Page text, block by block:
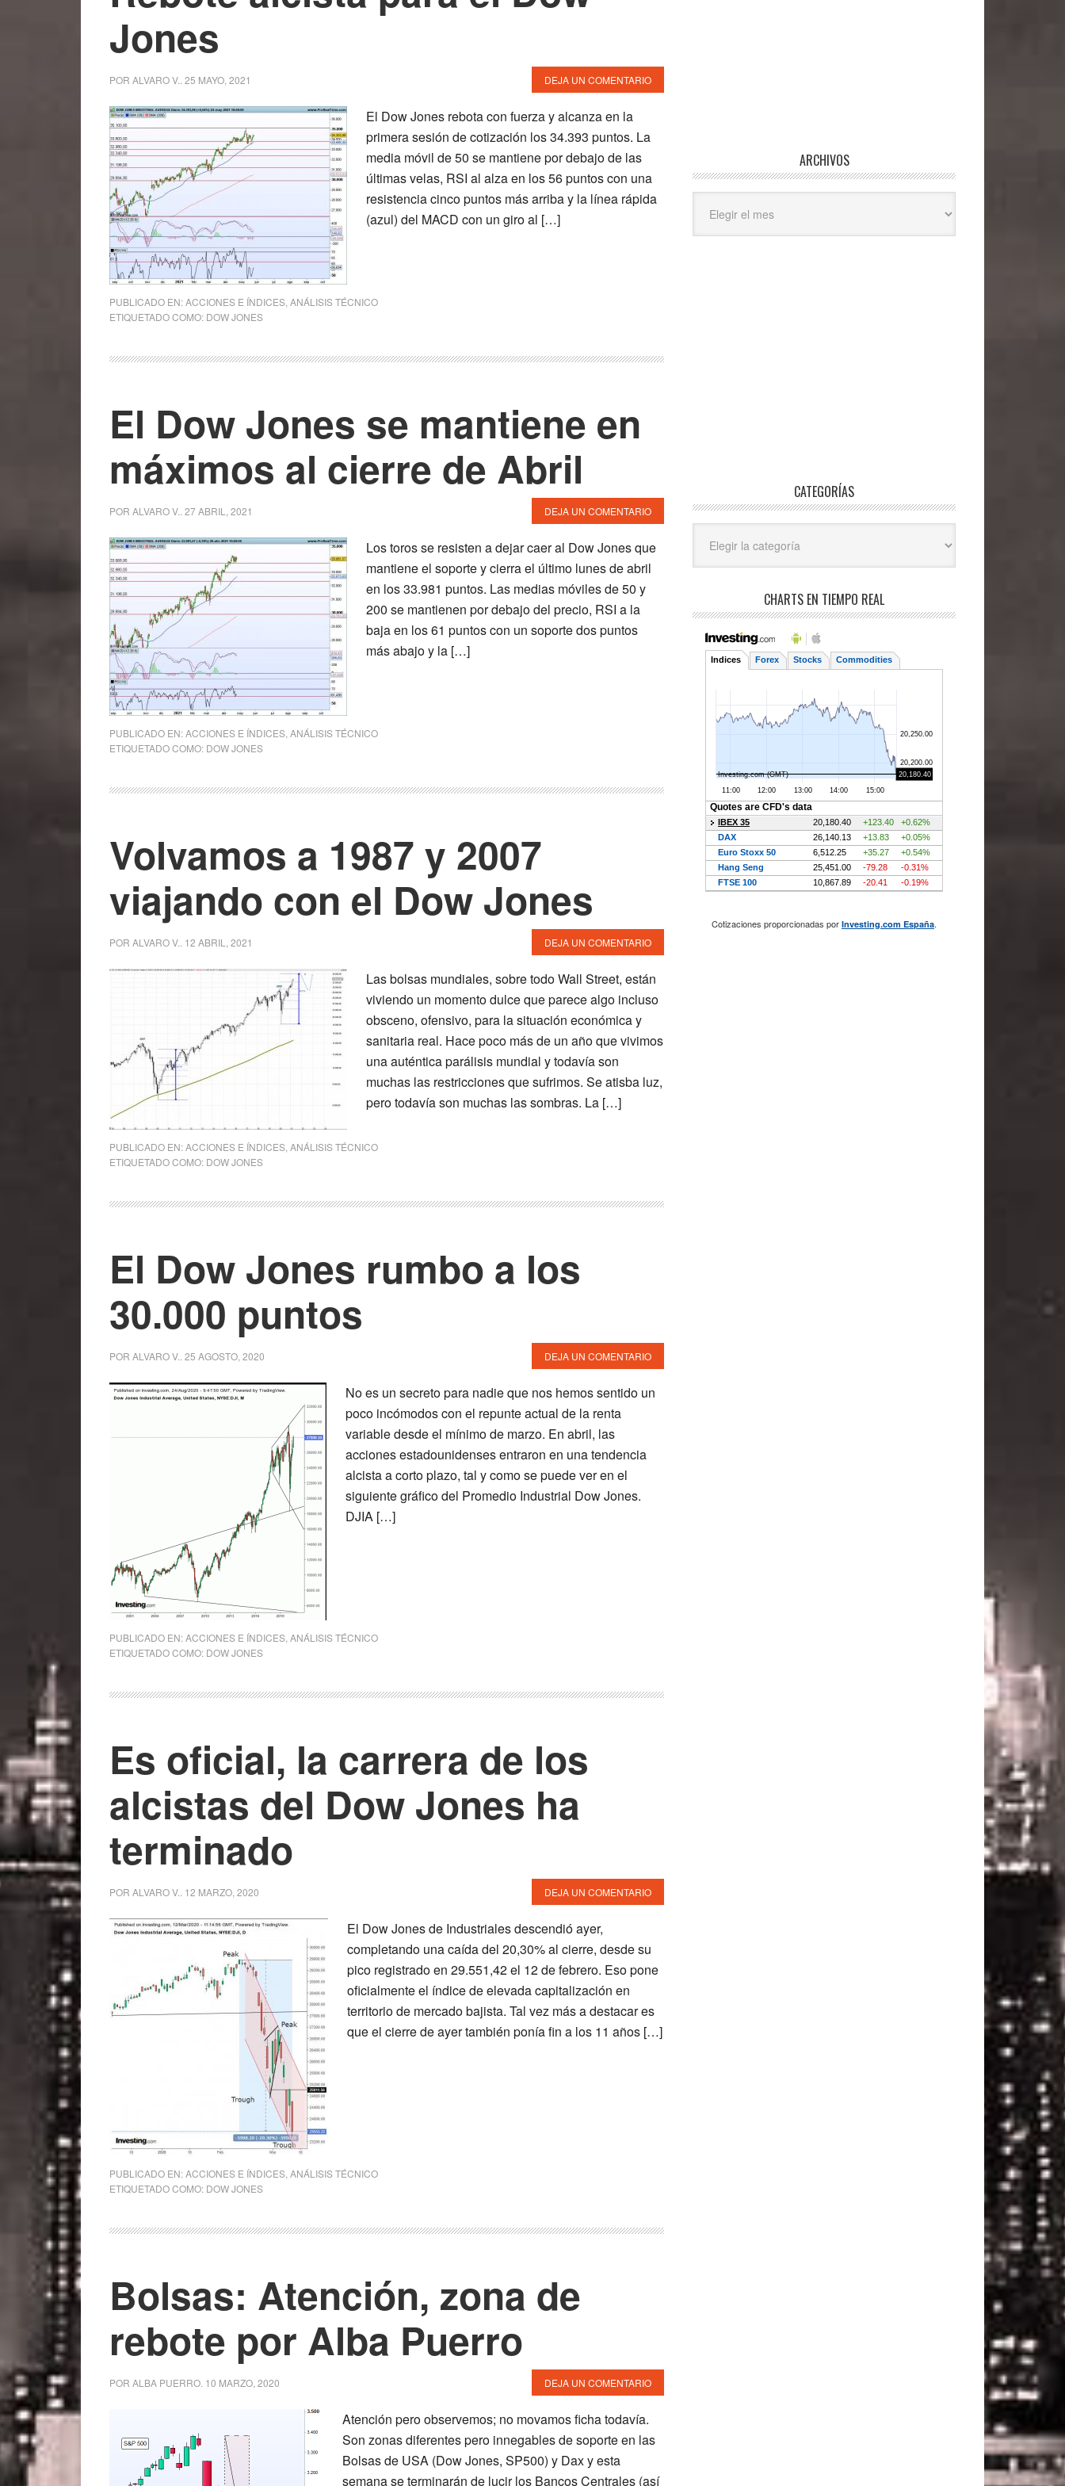
Jones
POR ALVARO V. 25 MAYO, 2021 DEJA UN COMENTARIO
El Dow Jones rebota con fuerza y alcanza en la
primera sesión de cotización los 34.393 puntos. La
media móvil de 50 se mantiene por debajo de las
últimas velas, RSI al alza en los 56 puntos con una
resistencia cinco puntos más arriba y la línea rápida
(azul) del MACD con un giro al […]
PUBLICADO EN:ACCIONES E ÍNDICES ANÁLISIS TÉCNICO
ETIQUETADO COMO: DOW JONES
El Dow Jones se mantiene en
máximos al cierre de Abril
POR ALVARO V. 27 ABRIL, 2021 DEJA UN COMENTARIO
Los toros se resisten a dejar caer al Dow Jones que
mantiene el soporte y cierra el último lunes de abril
en los 33.981 puntos. Las medias móviles de 50 y
200 se mantienen por debajo del precio, RSI a la
baja en los 61 puntos con un soporte dos puntos
más abajo y la […]
PUBLICADO EN:ACCIONES E ÍNDICES ANÁLISIS TÉCNICO
ETIQUETADO COMO: DOW JONES
Volvamos a 1987 y 2007
viajando con el Dow Jones
POR ALVARO V. 12 ABRIL, 2021 DEJA UN COMENTARIO
Las bolsas mundiales, sobre todo Wall Street, están
viviendo un momento dulce que parece algo incluso
obsceno, ofensivo, para la situación económica y
sanitaria real. Hace poco más de un año que vivimos
una auténtica parálisis mundial y todavía son
muchas las restricciones que sufrimos. Se atisba luz,
pero todavía son muchas las sombras. La […]
PUBLICADO EN:ACCIONES E ÍNDICES ANÁLISIS TÉCNICO
ETIQUETADO COMO: DOW JONES
El Dow Jones rumbo a los
30.000 puntos
POR ALVARO V. 25 AGOSTO, 2020 DEJA UN COMENTARIO
No es un secreto para nadie que nos hemos sentido un
poco incómodos con el repunte actual de la renta
variable desde el mínimo de marzo. En abril, las
acciones estadounidenses entraron en una tendencia
alcista a corto plazo, tal y como se puede ver en el
siguiente gráfico del Promedio Industrial Dow Jones.
DJIA […]
PUBLICADO EN:ACCIONES E ÍNDICES ANÁLISIS TÉCNICO
ETIQUETADO COMO: DOW JONES
Es oficial, la carrera de los
alcistas del Dow Jones ha
terminado
POR ALVARO V. 12 MARZO, 2020 DEJA UN COMENTARIO
El Dow Jones de Industriales descendió ayer,
completando una caída del 20,30% al cierre, desde su
pico registrado en 29.551,42 el 12 de febrero. Eso pone
oficialmente el índice de elevada capitalización en
territorio de mercado bajista. Tal vez más a destacar es
que el cierre de ayer también ponía fin a los 11 años […]
PUBLICADO EN:ACCIONES E ÍNDICES ANÁLISIS TÉCNICO
ETIQUETADO COMO: DOW JONES
Bolsas: Atención, zona de
rebote por Alba Puerro
POR ALBA PUERRO 10 MARZO, 2020 DEJA UN COMENTARIO
Atención pero observemos; no movamos ficha todavía.
Son zonas diferentes pero innegables de soporte en las
Bolsas de USA (Dow Jones, SP500) y Dax y esta
semana se terminarán de lucir los Bancos Centrales (así
ARCHIVOS
CATEGORÍAS
CHARTS EN TIEMPO REAL
Cotizaciones proporcionadas por Investing.com España.